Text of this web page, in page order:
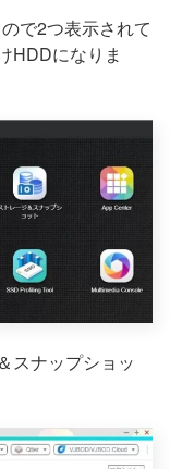
で2つ表示されて
HDDになりま
スナップショッ